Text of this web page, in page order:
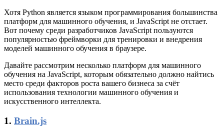
Хотя Python является языком программирования большинства
платформ для машинного обучения, и JavaScript не отстает.
Вот почему среди разработчиков JavaScript пользуются
популярностью фреймворки для тренировки и внедрения
моделей машинного обучения в браузере.
Давайте рассмотрим несколько платформ для машинного
обучения на JavaScript, которым обязательно должно найтись
место среди факторов роста вашего бизнеса за счёт
использования технологии машинного обучения и
искусственного интеллекта.
1. Brain.js